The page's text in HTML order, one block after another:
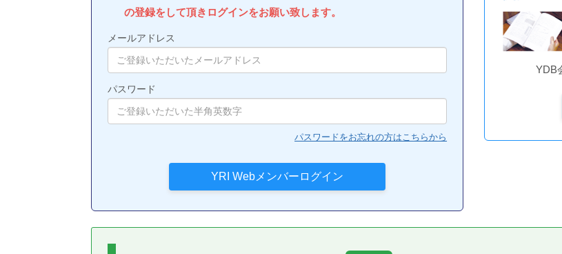
の登録をして頂きログインをお願い致します。
メールアドレス
パスワード
パスワードをお忘れの方はこちらから
YDB